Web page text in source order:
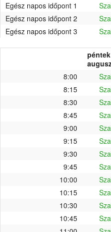
Egész napos időpont 1
Egész napos időpont 2
Egész napos időpont 3
péntek
8:00
8:15
8:30
8:45
9:00
9:15
9:30
9:45
10:00
10:15
10:30
10:45